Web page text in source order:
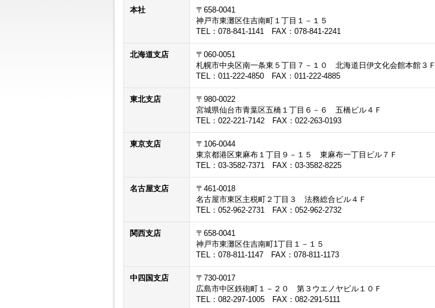
本社
〒658-0041
神戸市東灘区住吉南町１丁目１－１５
TEL：078-841-1141 FAX：078-841-2241
北海道支店
〒060-0051
札幌市中央区南一条東５丁目７－１０ 北海道日伊文化会館本館３Ｆ
TEL：011-222-4850 FAX：011-222-4885
東北支店
〒980-0022
宮城県仙台市青葉区五橋１丁目６－６ 五橋ビル４Ｆ
TEL：022-221-7142 FAX：022-263-0193
東京支店
〒106-0044
東京都港区東麻布１丁目９－１５ 東麻布一丁目ビル７Ｆ
TEL：03-3582-7371 FAX：03-3582-8225
名古屋支店
〒461-0018
名古屋市東区主税町２丁目３ 法務総合ビル４Ｆ
TEL：052-962-2731 FAX：052-962-2732
関西支店
〒658-0041
神戸市東灘区住吉南町1丁目１－１５
TEL：078-811-1147 FAX：078-811-1173
中四国支店
〒730-0017
広島市中区鉄砲町１－２０ 第３ウエノヤビル１０Ｆ
TEL：082-297-1005 FAX：082-291-5111